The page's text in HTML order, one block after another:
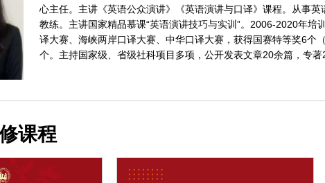
心主任。主讲《英语公众演讲》《英语演讲与口译》课程。从事
教练。主讲国家精品慕课“英语演讲技巧与实训”。2006-2020年培
译大赛、海峡两岸口译大赛、中华口译大赛，获得国赛特等奖6
个。主持国家级、省级社科项目多项，公开发表文章20余篇，专
课程